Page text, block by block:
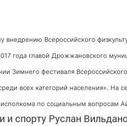
внедрению Всероссийского
года главой Дрожжановского
Зимнего фестиваля
всех категорий населения».
исполкома по социальным вопросам
спорту Руслан